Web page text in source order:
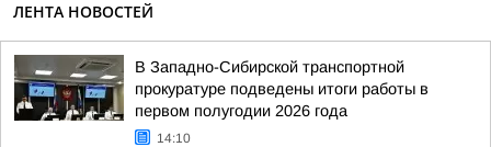
ЛЕНТА НОВОСТЕЙ
В Западно-Сибирской транспортной
прокуратуре подведены итоги работы в
первом полугодии 2026 года
14:10